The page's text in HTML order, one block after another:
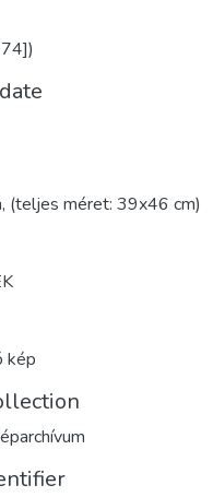
(teljes méret: 39x46 cm)
kép